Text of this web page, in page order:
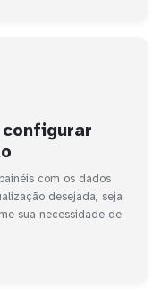
com os dados
desejada, seja
sua necessidade de